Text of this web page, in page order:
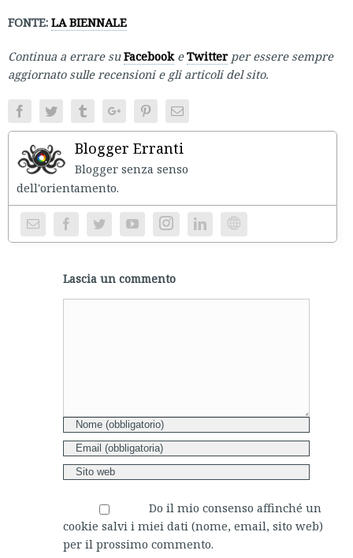
FONTE: LA BIENNALE
Continua a errare suFacebookeTwitter per essere sempre
aggiornato sulle recensioni e gli articoli del sito.
FacebookTwitter TumblrGoogle+PinterestEmail
Blogger Erranti
Blogger senza senso
Instagram Website
Lascia un commento
Do il mio consenso affinché un
cookie salvi i miei dati (nome, email, sito web)
per il prossimo commento.